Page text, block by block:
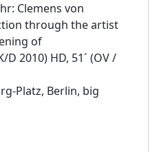
Clemens von
through the artist
of
D 2010) HD, 51´ (OV /
Platz, Berlin, big